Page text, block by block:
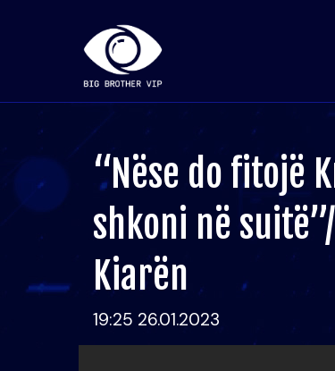
“Nëse do fitojë
shkoni në
Kiarën
19:25 26.01.2023